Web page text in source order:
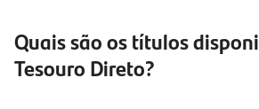
Quais são os títulos
Tesouro Direto?